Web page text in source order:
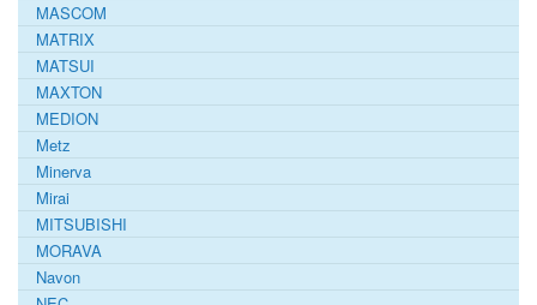
MASCOM
MATRIX
MATSUI
MAXTON
MEDION
Metz
Minerva
Mirai
MITSUBISHI
MORAVA
Navon